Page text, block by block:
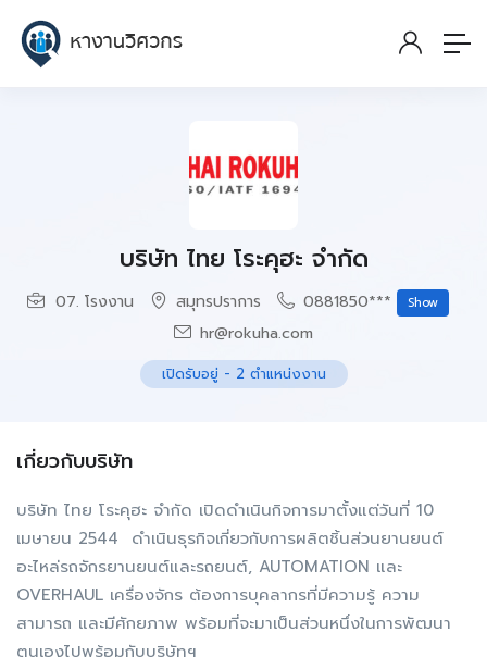
บริษัท ไทย โระคุฮะ จำกัด
07. โรงงาน สมุทรปราการ 0881850*** Show
hr@rokuha.com
เปิดรับอยู่ - 2 ตำแหน่งงาน
เกี่ยวกับบริษัท
บริษัท ไทย โระคุฮะ จำกัด เปิดดำเนินกิจการมาตั้งแต่วันที่ 10
เมษายน 2544 ดำเนินธุรกิจเกี่ยวกับการผลิตชิ้นส่วนยานยนต์
อะไหล่รถจักรยานยนต์และรถยนต์, AUTOMATION และ
OVERHAUL เครื่องจักร ต้องการบุคลากรที่มีความรู้ ความ
สามารถ และมีศักยภาพ พร้อมที่จะมาเป็นส่วนหนึ่งในการพัฒนา
ตนเองไปพร้อมกับบริษัทฯ